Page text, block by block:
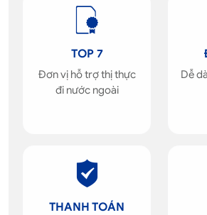
TOP 7
Đơn vị hỗ trợ thị thực
đi nước ngoài
Dễ
THANH TOÁN